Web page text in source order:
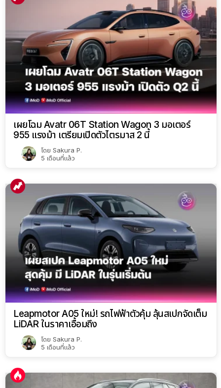
เผยโฉม Avatr 06T Station Wagon 3 มอเตอร์
955 แรงม้า เตรียมเปิดตัวไตรมาส 2 นี้
โดย Sakura P.
5 เดือนที่แล้ว
Leapmotor A05 ใหม่! รถไฟฟ้าตัวคุ้ม ลุ้นสเปกจัดเต็ม
LiDAR ในราคาเอื้อมถึง
โดย Sakura P.
5 เดือนที่แล้ว